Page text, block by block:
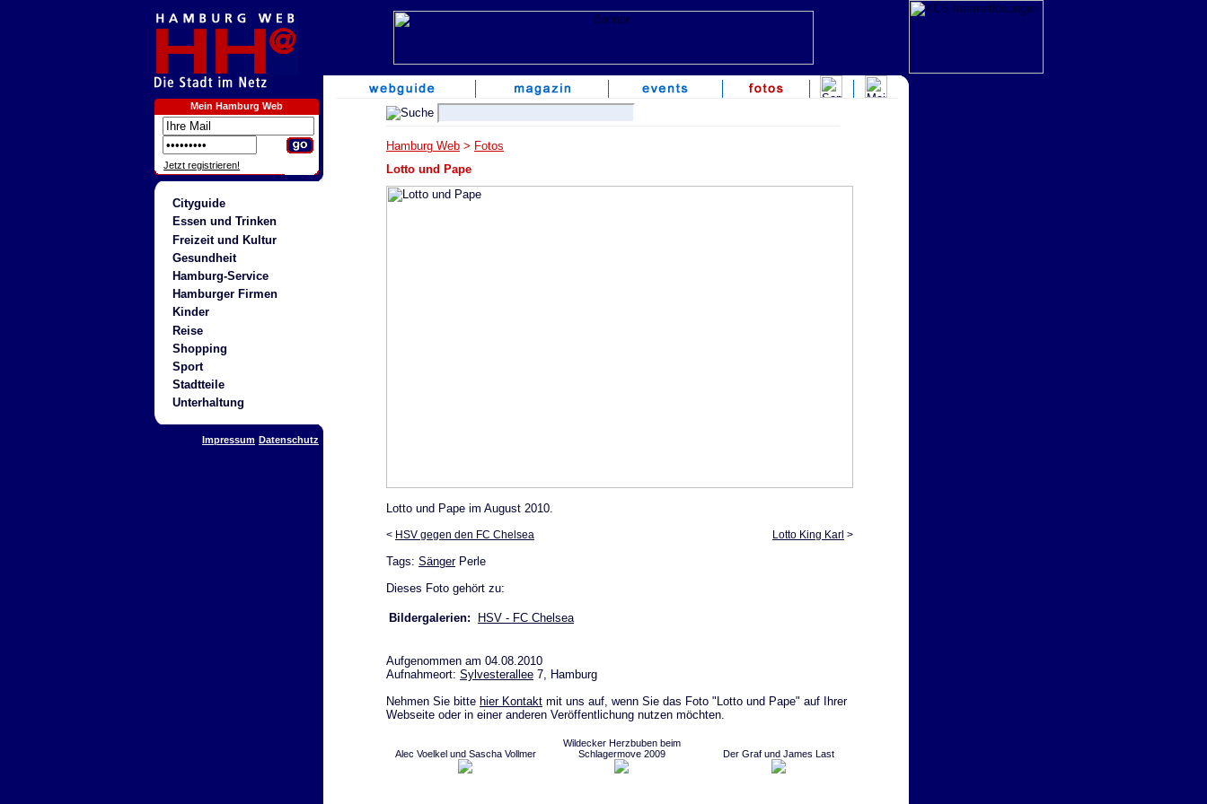
Mein Hamburg Web
Jetzt registrieren!
Cityguide
Essen und Trinken
Freizeit und Kultur
Gesundheit
Hamburg-Service
Hamburger Firmen
Kinder
Reise
Shopping
Sport
Stadtteile
Unterhaltung
Impressum Datenschutz
Hamburg Web > Fotos
Lotto und Pape
Lotto und Pape im August 2010.
< HSV gegen den FC Chelsea Lotto King Karl >
Tags: SängerPerle
Dieses Foto gehört zu:
Bildergalerien: HSV - FC Chelsea
Aufgenommen am 04.08.2010
Aufnahmeort: Sylvesterallee 7, Hamburg
Nehmen Sie bitte hier Kontakt mit uns auf, wenn Sie das Foto "Lotto und Pape" auf Ihrer
Webseite oder in einer anderen Veröffentlichung nutzen möchten.
Alec Voelkel und Sascha Vollmer
Wildecker Herzbuben beim
Schlagermove 2009
Der Graf und James Last